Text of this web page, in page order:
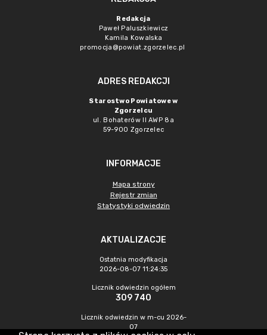
Redakcja
Paweł Paluszkiewicz
Kamila Kowalska
promocja@powiat.zgorzelec.pl
ADRES REDAKCJI
Starostwo Powiatowe w
Zgorzelcu
ul. Bohaterów II AWP 8a
59-900 Zgorzelec
INFORMACJE
Mapa strony
Rejestr zmian
Statystyki odwiedzin
AKTUALIZACJE
Ostatnia modyfikacja
2026-08-07 11:24:35
Licznik odwiedzin ogółem
309 740
Licznik odwiedzin w m-cu 2026-
07